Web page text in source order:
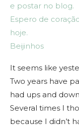
e postar no blog.
Espero de
hoje.
Beijinhos
It seems like
Two years have
had ups and
Several times I
because I didn’t